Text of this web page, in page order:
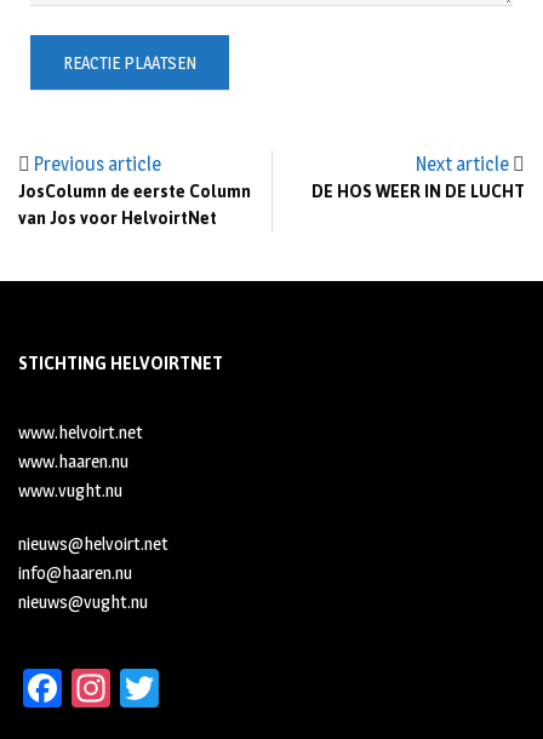
Previous article
JosColumn de eerste Column
van Jos voor HelvoirtNet
Next article
DE HOS WEER IN DE LUCHT
STICHTING HELVOIRTNET
www.helvoirt.net
www.haaren.nu
www.vught.nu
nieuws@helvoirt.net
info@haaren.nu
nieuws@vught.nu
Fa In